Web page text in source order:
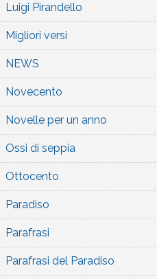
Luigi Pirandello
Migliori versi
NEWS
Novecento
Novelle per un anno
Ossi di seppia
Ottocento
Paradiso
Parafrasi
Parafrasi del Paradiso